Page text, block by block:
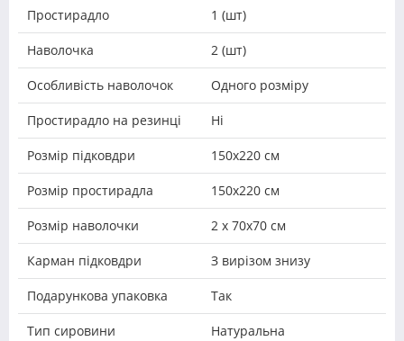
Простирадло 1 (шт)
Наволочка 2 (шт)
Особливість наволочок Одного розміру
Простирадло на резинці Ні
Розмір підковдри 150х220 см
Розмір простирадла 150х220 см
Розмір наволочки 2 х 70х70 см
Карман підковдри З вирізом знизу
Подарункова упаковка Так
Тип сировини Натуральна